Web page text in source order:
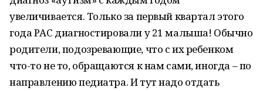
увеличивается. Только за первый квартал этого
года РАС диагностировали у 21 малыша! Обычно
родители, подозревающие, что с их ребенком
что-то не то, обращаются к нам сами, иногда – по
направлению педиатра. И тут надо отдать